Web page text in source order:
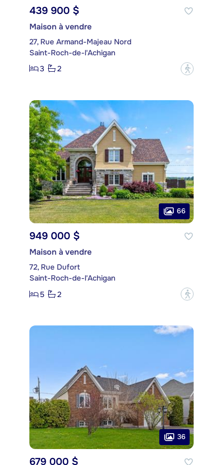
439 900 $
Maison à vendre
27, Rue Armand-Majeau Nord
Saint-Roch-de-l'Achigan
3
2 ?
66
949 000 $
Maison à vendre
72, Rue Dufort
Saint-Roch-de-l'Achigan
5
2 ?
36
679 000 $